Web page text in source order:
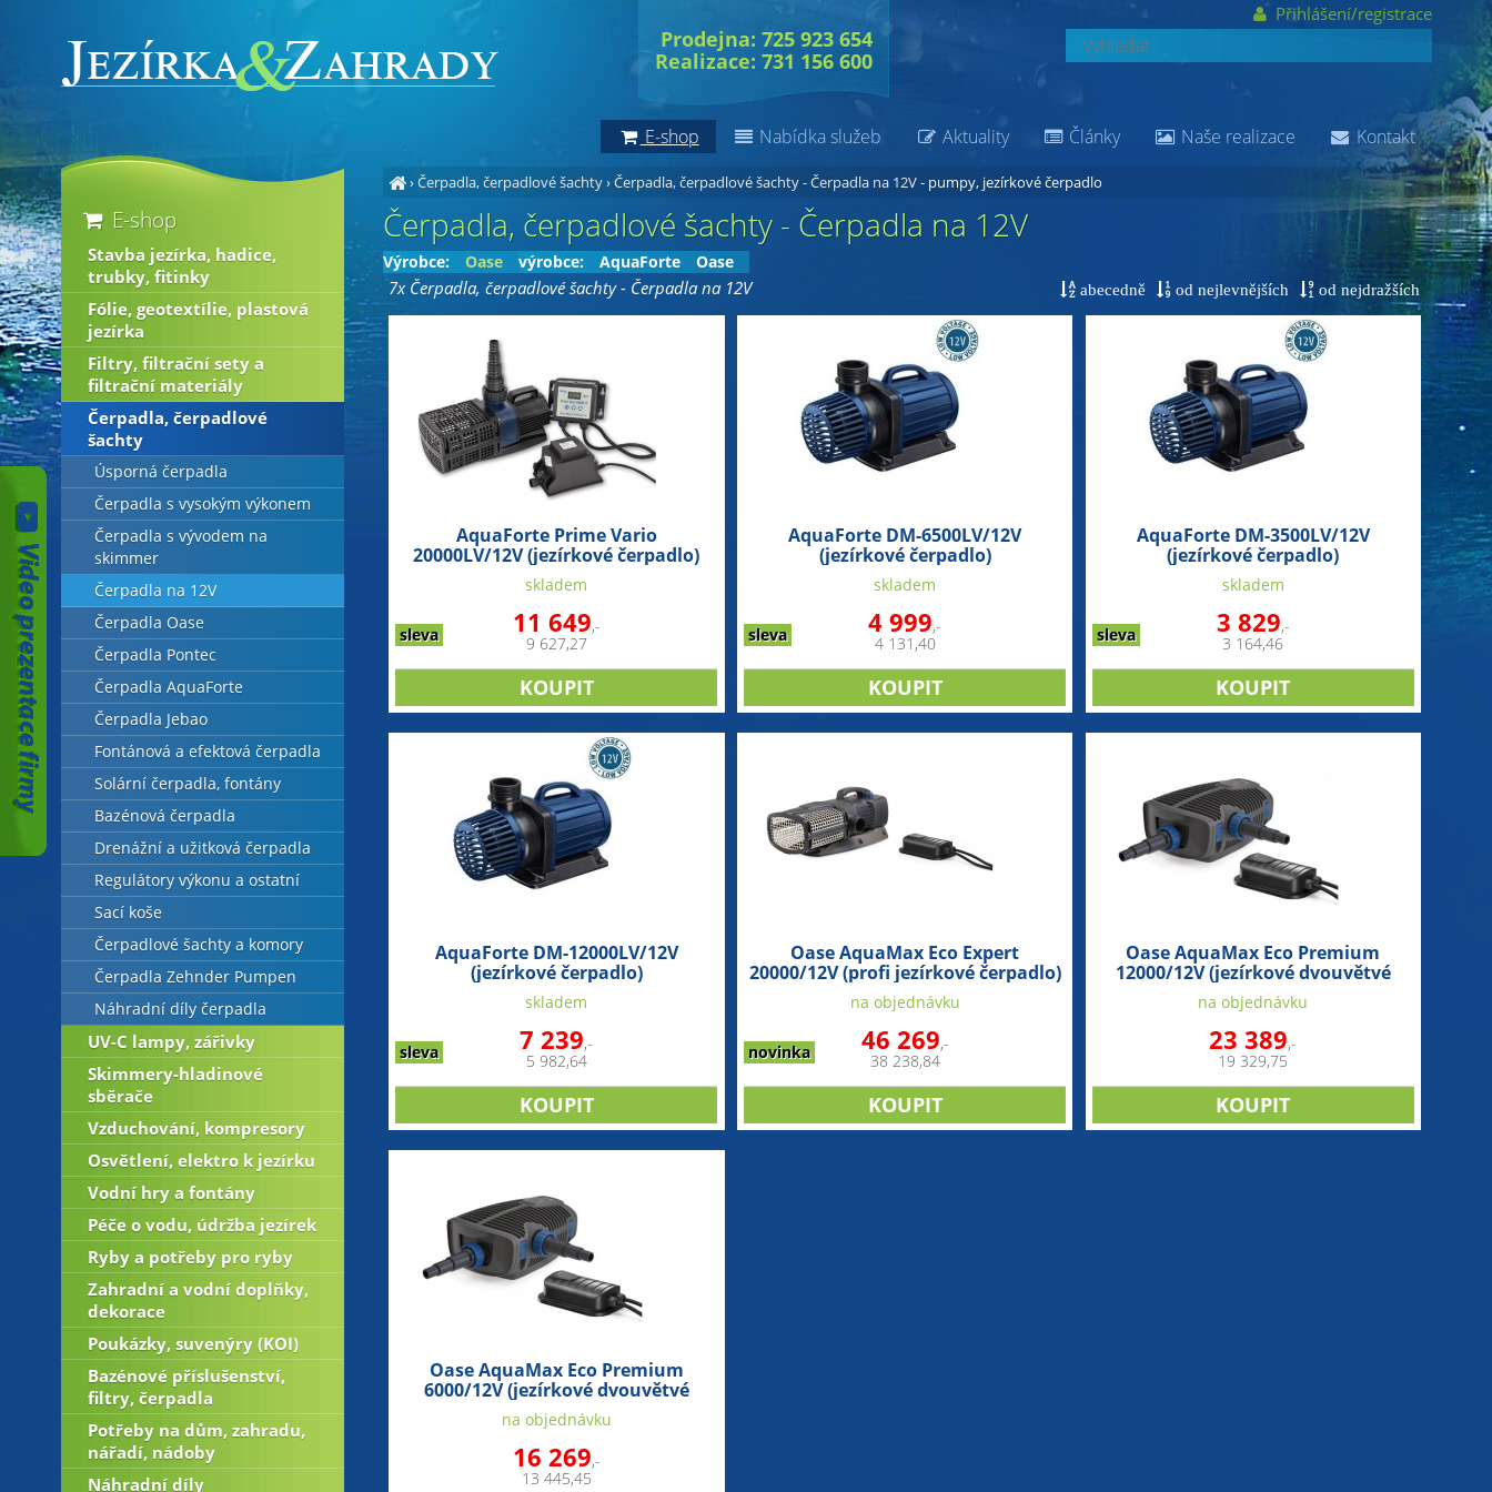
›Čerpadla, čerpadlové šachty›Čerpadla, čerpadlové šachty - Čerpadla na 12V- pumpy, jezírkové čerpadlo
Čerpadla, čerpadlové šachty - Čerpadla na 12V
Výrobce: Oase výrobce: AquaForte Oase
abecedně od nejlevnějších od nejdražších
7x Čerpadla, čerpadlové šachty - Čerpadla na 12V
AquaForte Prime Vario
20000LV/12V (jezírkové čerpadlo)
sleva
skladem
11 649,-
9 627,27
AquaForte DM-6500LV/12V
(jezírkové čerpadlo)
sleva
skladem
4 999,-
4 131,40
AquaForte DM-3500LV/12V
(jezírkové čerpadlo)
sleva
skladem
3 829,-
3 164,46
AquaForte DM-12000LV/12V
(jezírkové čerpadlo)
sleva
skladem
7 239,-
5 982,64
Oase AquaMax Eco Expert
20000/12V (profi jezírkové čerpadlo)
novinka
na objednávku
46 269,-
38 238,84
Oase AquaMax Eco Premium
12000/12V (jezírkové dvouvětvé
čerpadlo)
na objednávku
23 389,-
19 329,75
Oase AquaMax Eco Premium
6000/12V (jezírkové dvouvětvé
čerpadlo)
na objednávku
16 269,-
13 445,45
E-shop
Stavba jezírka, hadice,
trubky, fitinky
Fólie, geotextílie, plastová
jezírka
Filtry, filtrační sety a
filtrační materiály
Čerpadla, čerpadlové
šachty
Úsporná čerpadla
Čerpadla s vysokým výkonem
Čerpadla s vývodem na
skimmer
Čerpadla na 12V
Čerpadla Oase
Čerpadla Pontec
Čerpadla AquaForte
Čerpadla Jebao
Fontánová a efektová čerpadla
Solární čerpadla, fontány
Bazénová čerpadla
Drenážní a užitková čerpadla
Regulátory výkonu a ostatní
Sací koše
Čerpadlové šachty a komory
Čerpadla Zehnder Pumpen
Náhradní díly čerpadla
UV-C lampy, zářivky
Skimmery-hladinové
sběrače
Vzduchování, kompresory
Osvětlení, elektro k jezírku
Vodní hry a fontány
Péče o vodu, údržba jezírek
Ryby a potřeby pro ryby
Zahradní a vodní doplňky,
dekorace
Poukázky, suvenýry (KOI)
Bazénové příslušenství,
filtry, čerpadla
Potřeby na dům, zahradu,
nářadí, nádoby
Náhradní díly
E-shop Nabídka služeb Aktuality Články Naše realizace Kontakt
Prodejna: 725 923 654
Realizace: 731 156 600
Přihlášení/registrace